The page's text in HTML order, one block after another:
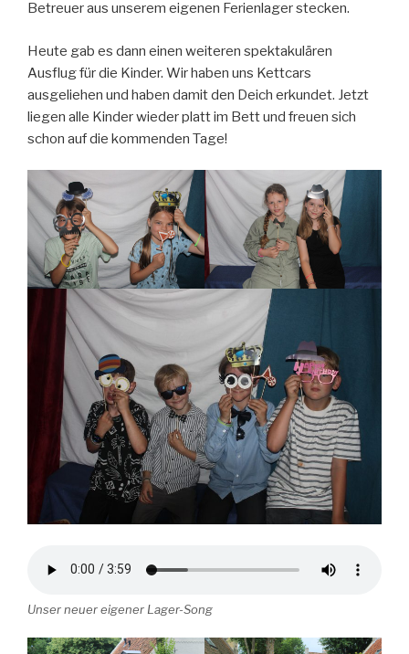
Betreuer aus unserem eigenen Ferienlager stecken.
Heute gab es dann einen weiteren spektakulären
Ausflug für die Kinder. Wir haben uns Kettcars
ausgeliehen und haben damit den Deich erkundet. Jetzt
liegen alle Kinder wieder platt im Bett und freuen sich
schon auf die kommenden Tage!
Unser neuer eigener Lager-Song